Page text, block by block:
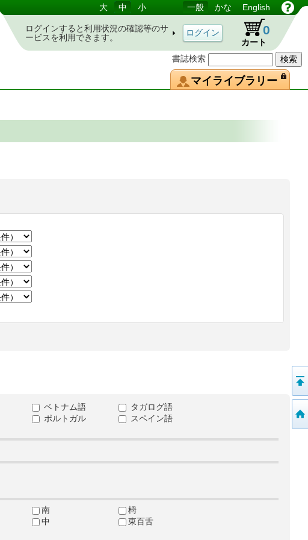
書誌検索
大 中 小 一般 かな English
ログインすると利用状況の確認等のサ
ービスを利用できます。
カート
0
マイライブラリー
ベトナム語
タガログ語
ポルトガル
スペイン語
南
栂
中
東百舌